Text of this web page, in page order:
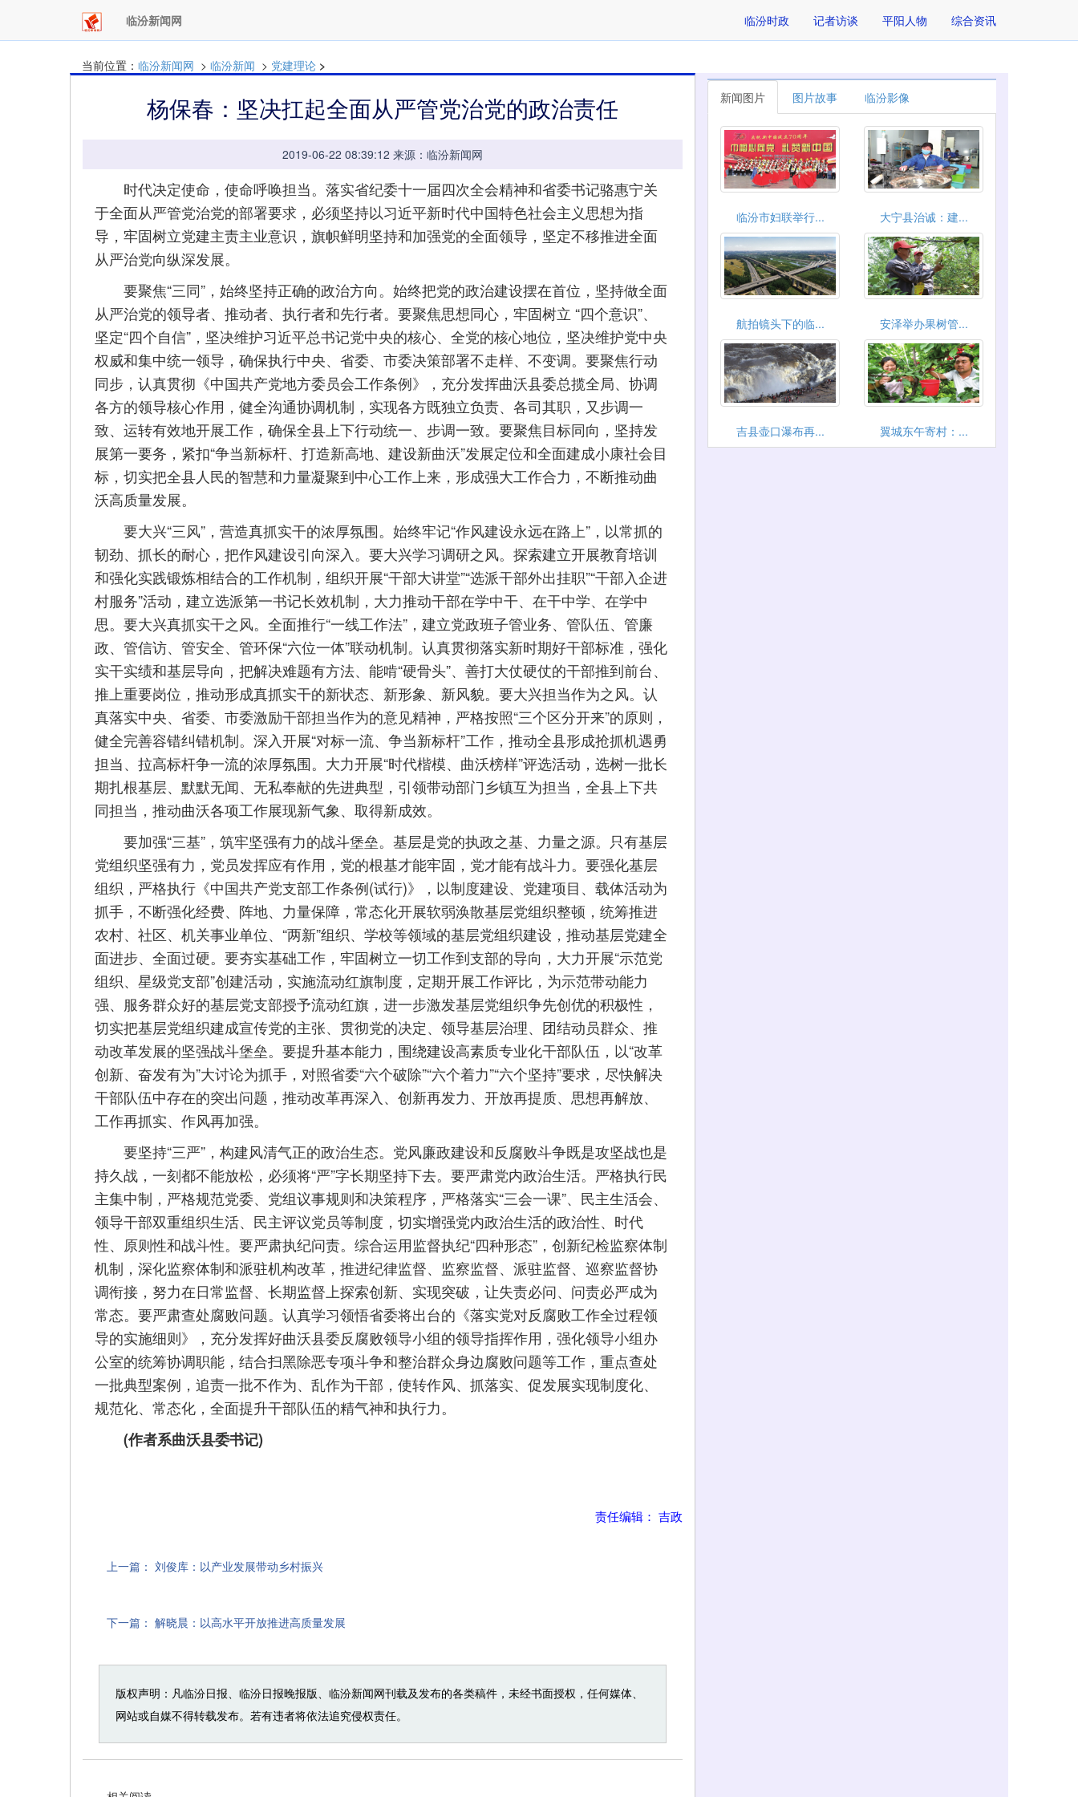
临汾新闻网 临汾时政 记者访谈 平阳人物 综合资讯
当前位置： 临汾新闻网 > 临汾新闻 > 党建理论 >
杨保春：坚决扛起全面从严管党治党的政治责任
2019-06-22 08:39:12 来源：临汾新闻网
时代决定使命，使命呼唤担当。落实省纪委十一届四次全会精神和省委书记骆惠宁关
于全面从严管党治党的部署要求，必须坚持以习近平新时代中国特色社会主义思想为指
导，牢固树立党建主责主业意识，旗帜鲜明坚持和加强党的全面领导，坚定不移推进全面
从严治党向纵深发展。
要聚焦“三同”，始终坚持正确的政治方向。始终把党的政治建设摆在首位，坚持做全面
从严治党的领导者、推动者、执行者和先行者。要聚焦思想同心，牢固树立 “四个意识”、
坚定“四个自信”，坚决维护习近平总书记党中央的核心、全党的核心地位，坚决维护党中央
权威和集中统一领导，确保执行中央、省委、市委决策部署不走样、不变调。要聚焦行动
同步，认真贯彻《中国共产党地方委员会工作条例》，充分发挥曲沃县委总揽全局、协调
各方的领导核心作用，健全沟通协调机制，实现各方既独立负责、各司其职，又步调一
致、运转有效地开展工作，确保全县上下行动统一、步调一致。要聚焦目标同向，坚持发
展第一要务，紧扣“争当新标杆、打造新高地、建设新曲沃”发展定位和全面建成小康社会目
标，切实把全县人民的智慧和力量凝聚到中心工作上来，形成强大工作合力，不断推动曲
沃高质量发展。
要大兴“三风”，营造真抓实干的浓厚氛围。始终牢记“作风建设永远在路上”，以常抓的
韧劲、抓长的耐心，把作风建设引向深入。要大兴学习调研之风。探索建立开展教育培训
和强化实践锻炼相结合的工作机制，组织开展“干部大讲堂”“选派干部外出挂职”“干部入企进
村服务”活动，建立选派第一书记长效机制，大力推动干部在学中干、在干中学、在学中
思。要大兴真抓实干之风。全面推行“一线工作法”，建立党政班子管业务、管队伍、管廉
政、管信访、管安全、管环保“六位一体”联动机制。认真贯彻落实新时期好干部标准，强化
实干实绩和基层导向，把解决难题有方法、能啃“硬骨头”、善打大仗硬仗的干部推到前台、
推上重要岗位，推动形成真抓实干的新状态、新形象、新风貌。要大兴担当作为之风。认
真落实中央、省委、市委激励干部担当作为的意见精神，严格按照“三个区分开来”的原则，
健全完善容错纠错机制。深入开展“对标一流、争当新标杆”工作，推动全县形成抢抓机遇勇
担当、拉高标杆争一流的浓厚氛围。大力开展“时代楷模、曲沃榜样”评选活动，选树一批长
期扎根基层、默默无闻、无私奉献的先进典型，引领带动部门乡镇互为担当，全县上下共
同担当，推动曲沃各项工作展现新气象、取得新成效。
要加强“三基”，筑牢坚强有力的战斗堡垒。基层是党的执政之基、力量之源。只有基层
党组织坚强有力，党员发挥应有作用，党的根基才能牢固，党才能有战斗力。要强化基层
组织，严格执行《中国共产党支部工作条例(试行)》，以制度建设、党建项目、载体活动为
抓手，不断强化经费、阵地、力量保障，常态化开展软弱涣散基层党组织整顿，统筹推进
农村、社区、机关事业单位、“两新”组织、学校等领域的基层党组织建设，推动基层党建全
面进步、全面过硬。要夯实基础工作，牢固树立一切工作到支部的导向，大力开展“示范党
组织、星级党支部”创建活动，实施流动红旗制度，定期开展工作评比，为示范带动能力
强、服务群众好的基层党支部授予流动红旗，进一步激发基层党组织争先创优的积极性，
切实把基层党组织建成宣传党的主张、贯彻党的决定、领导基层治理、团结动员群众、推
动改革发展的坚强战斗堡垒。要提升基本能力，围绕建设高素质专业化干部队伍，以“改革
创新、奋发有为”大讨论为抓手，对照省委“六个破除”“六个着力”“六个坚持”要求，尽快解决
干部队伍中存在的突出问题，推动改革再深入、创新再发力、开放再提质、思想再解放、
工作再抓实、作风再加强。
要坚持“三严”，构建风清气正的政治生态。党风廉政建设和反腐败斗争既是攻坚战也是
持久战，一刻都不能放松，必须将“严”字长期坚持下去。要严肃党内政治生活。严格执行民
主集中制，严格规范党委、党组议事规则和决策程序，严格落实“三会一课”、民主生活会、
领导干部双重组织生活、民主评议党员等制度，切实增强党内政治生活的政治性、时代
性、原则性和战斗性。要严肃执纪问责。综合运用监督执纪“四种形态”，创新纪检监察体制
机制，深化监察体制和派驻机构改革，推进纪律监督、监察监督、派驻监督、巡察监督协
调衔接，努力在日常监督、长期监督上探索创新、实现突破，让失责必问、问责必严成为
常态。要严肃查处腐败问题。认真学习领悟省委将出台的《落实党对反腐败工作全过程领
导的实施细则》，充分发挥好曲沃县委反腐败领导小组的领导指挥作用，强化领导小组办
公室的统筹协调职能，结合扫黑除恶专项斗争和整治群众身边腐败问题等工作，重点查处
一批典型案例，追责一批不作为、乱作为干部，使转作风、抓落实、促发展实现制度化、
规范化、常态化，全面提升干部队伍的精气神和执行力。
(作者系曲沃县委书记)
责任编辑： 吉政
上一篇： 刘俊库：以产业发展带动乡村振兴
下一篇： 解晓晨：以高水平开放推进高质量发展
版权声明：凡临汾日报、临汾日报晚报版、临汾新闻网刊载及发布的各类稿件，未经书面授权，任何媒体、
网站或自媒不得转载发布。若有违者将依法追究侵权责任。
新闻图片 图片故事 临汾影像
临汾市妇联举行... 大宁县治诚：建...
航拍镜头下的临... 安泽举办果树管...
吉县壶口瀑布再... 翼城东午寄村：...